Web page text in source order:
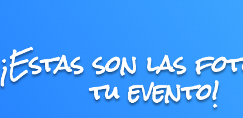
¡Estas son las
tu evento!